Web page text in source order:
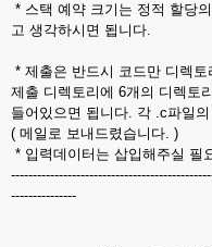
* 스택 예약 크기는 정적 할당
고 생각하시면 됩니다.
* 제출은 반드시 코드만 디렉
제출 디렉토리에 6개의 디렉토
들어있으면 됩니다. 각 .c파일
( 메일로 보내드렸습니다. )
* 입력데이터는 삽입해주실 필
---------------